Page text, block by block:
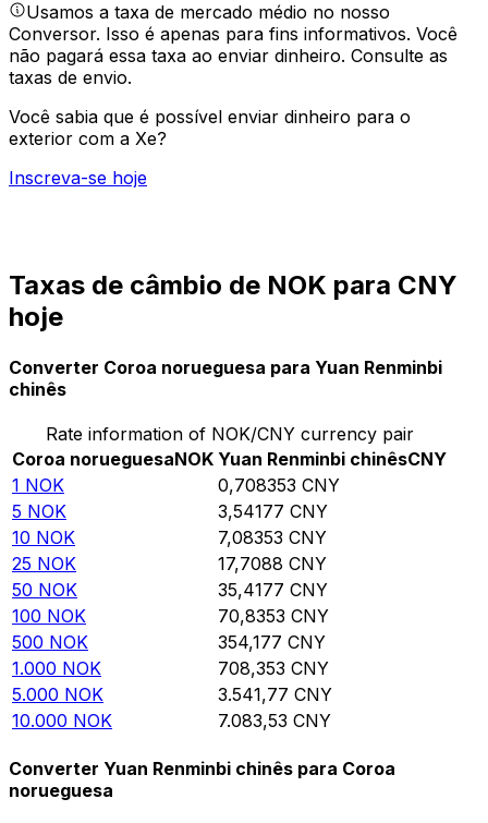
Usamos a taxa de mercado médio no nosso
Conversor. Isso é apenas para fins informativos. Você
não pagará essa taxa ao enviar dinheiro. Consulte as
taxas de envio.
Você sabia que é possível enviar dinheiro para o
exterior com a Xe?
Inscreva-se hoje
Taxas de câmbio de NOK para CNY
hoje
Converter Coroa norueguesa para Yuan Renminbi
chinês
Rate information of NOK/CNY currency pair
Coroa norueguesaNOK Yuan Renminbi chinêsCNY
1 NOK 0,708353 CNY
5 NOK 3,54177 CNY
10 NOK 7,08353 CNY
25 NOK 17,7088 CNY
50 NOK 35,4177 CNY
100 NOK 70,8353 CNY
500 NOK 354,177 CNY
1.000 NOK 708,353 CNY
5.000 NOK 3.541,77 CNY
10.000 NOK 7.083,53 CNY
Converter Yuan Renminbi chinês para Coroa
norueguesa